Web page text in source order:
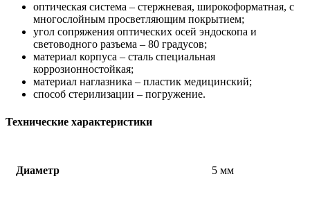
оптическая система – стержневая, широкоформатная, с
многослойным просветляющим покрытием;
угол сопряжения оптических осей эндоскопа и
световодного разъема – 80 градусов;
материал корпуса – сталь специальная
коррозионностойкая;
материал наглазника – пластик медицинский;
способ стерилизации – погружение.
Технические характеристики
Диаметр 5 мм